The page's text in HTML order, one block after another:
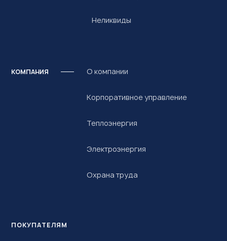
Неликвиды
КОМПАНИЯ О компании
Корпоративное управление
Теплоэнергия
Электроэнергия
Охрана труда
ПОКУПАТЕЛЯМ